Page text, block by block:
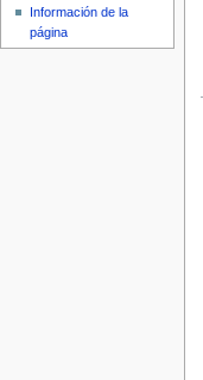
Información de la
página